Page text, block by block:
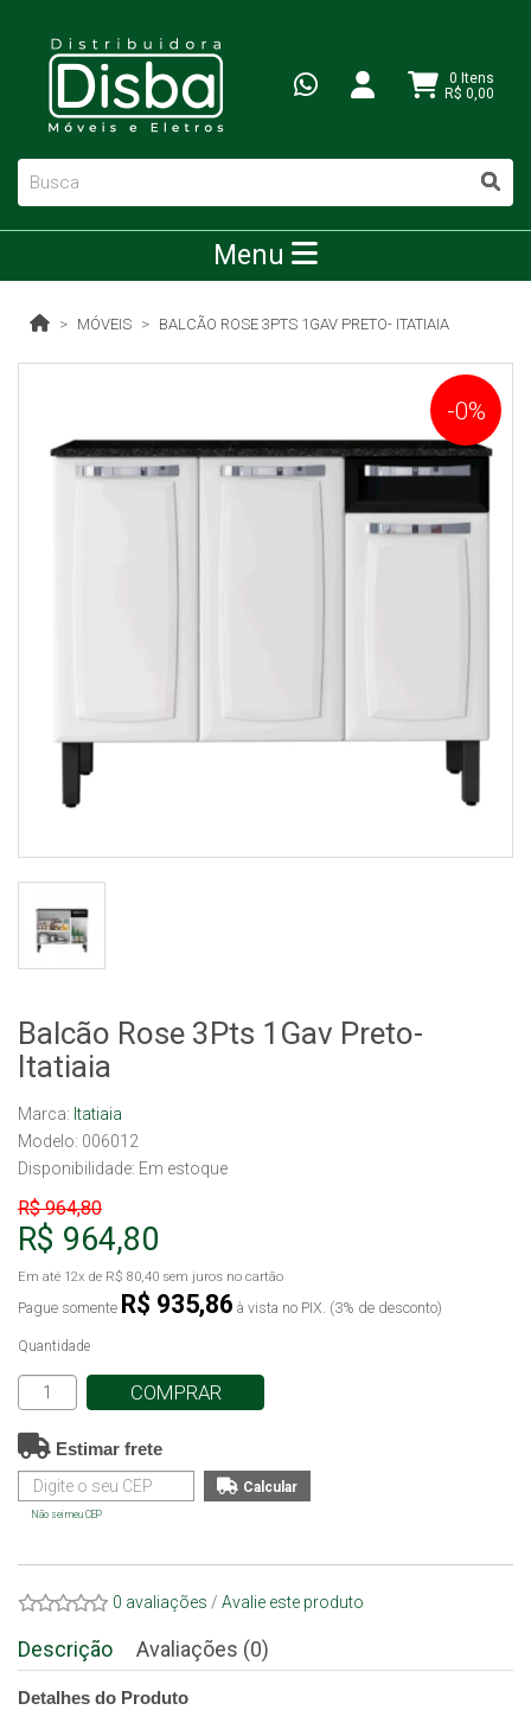
0 Itens
R$ 0,00
Menu
MÓVEIS BALCÃO ROSE 3PTS 1GAV PRETO- ITATIAIA
-0%
Balcão Rose 3Pts 1Gav Preto-
Itatiaia
Marca: Itatiaia
Modelo: 006012
Disponibilidade: Em estoque
R$ 964,80
R$ 964,80
Em até 12x de R$ 80,40 sem juros no cartão
Pague somente R$ 935,86 à vista no PIX. (3% de desconto)
Quantidade
COMPRAR
Estimar frete
Não sei meu CEP
0 avaliações / Avalie este produto
Descrição Avaliações (0)
Detalhes do Produto